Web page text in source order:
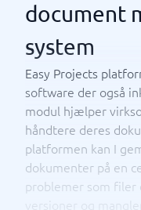
document
system
Easy Projects
software der også
modul hjælper
håndtere deres
platformen kan I
dokumenter på en
problemer som